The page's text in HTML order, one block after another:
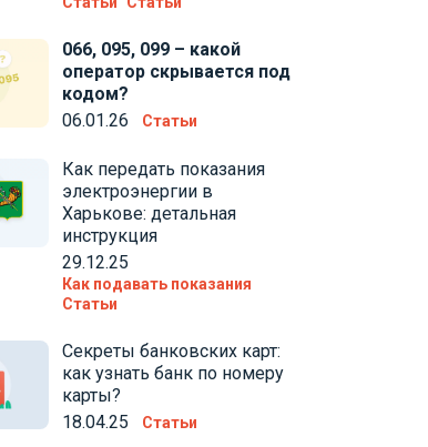
066, 095, 099 – какой
оператор скрывается под
кодом?
06.01.26
Статьи
Как передать показания
электроэнергии в
Харькове: детальная
инструкция
29.12.25
Как подавать показания
Статьи
Секреты банковских карт:
как узнать банк по номеру
карты?
18.04.25
Статьи